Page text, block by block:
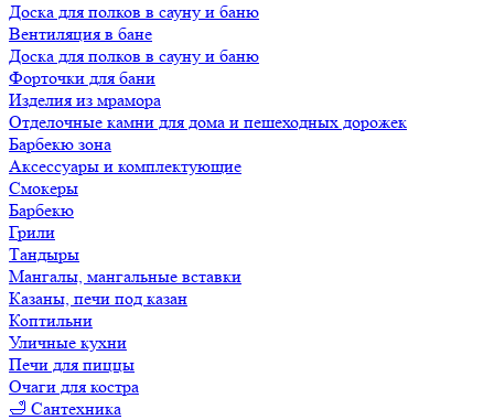
Доска для полков в сауну и баню
Вентиляция в бане
Доска для полков в сауну и баню
Форточки для бани
Изделия из мрамора
Отделочные камни для дома и пешеходных дорожек
Барбекю зона
Аксессуары и комплектующие
Смокеры
Барбекю
Грили
Тандыры
Мангалы, мангальные вставки
Казаны, печи под казан
Коптильни
Уличные кухни
Печи для пиццы
Очаги для костра
🛁 Сантехника